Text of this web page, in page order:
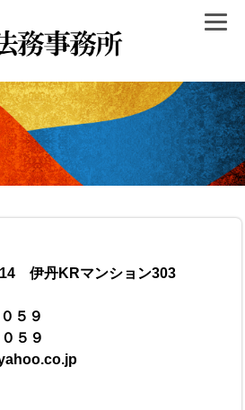
伊丹KRマンション303
５９
５９